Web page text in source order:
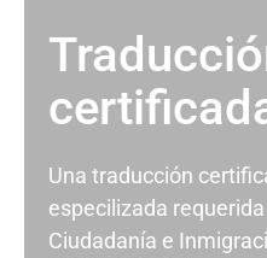
Una traducción
especilizada
Ciudadanía e